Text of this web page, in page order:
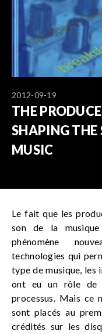
2012-09-19
THE
SHAPING THE
MUSIC
Le fait que les
son de la
phénomène
technologies qui
type de musique, les
ont eu un rôle de
processus. Mais ce
sont placés au
crédités sur les